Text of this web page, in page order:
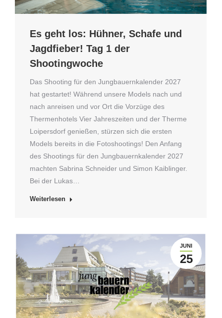
Es geht los: Hühner, Schafe und
Jagdfieber! Tag 1 der
Shootingwoche
Das Shooting für den Jungbauernkalender 2027
hat gestartet! Während unsere Models nach und
nach anreisen und vor Ort die Vorzüge des
Thermenhotels Vier Jahreszeiten und der Therme
Loipersdorf genießen, stürzen sich die ersten
Models bereits in die Fotoshootings! Den Anfang
des Shootings für den Jungbauernkalender 2027
machten Sabrina Schneider und Simon Kaiblinger.
Bei der Lukas…
Weiterlesen
JUNI
25